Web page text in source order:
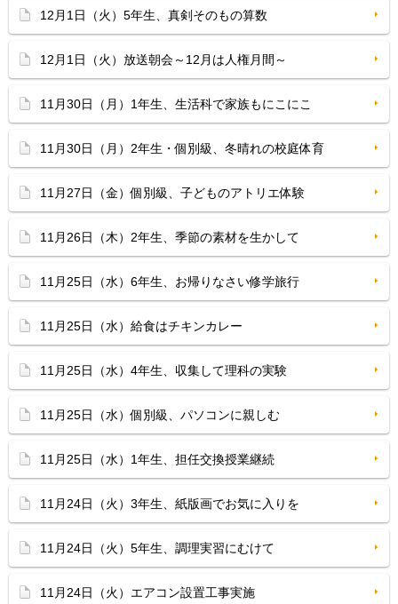
12月1日（火）5年生、真剣そのもの算数
12月1日（火）放送朝会～12月は人権月間～
11月30日（月）1年生、生活科で家族もにこにこ
11月30日（月）2年生・個別級、冬晴れの校庭体育
11月27日（金）個別級、子どものアトリエ体験
11月26日（木）2年生、季節の素材を生かして
11月25日（水）6年生、お帰りなさい修学旅行
11月25日（水）給食はチキンカレー
11月25日（水）4年生、収集して理科の実験
11月25日（水）個別級、パソコンに親しむ
11月25日（水）1年生、担任交換授業継続
11月24日（火）3年生、紙版画でお気に入りを
11月24日（火）5年生、調理実習にむけて
11月24日（火）エアコン設置工事実施